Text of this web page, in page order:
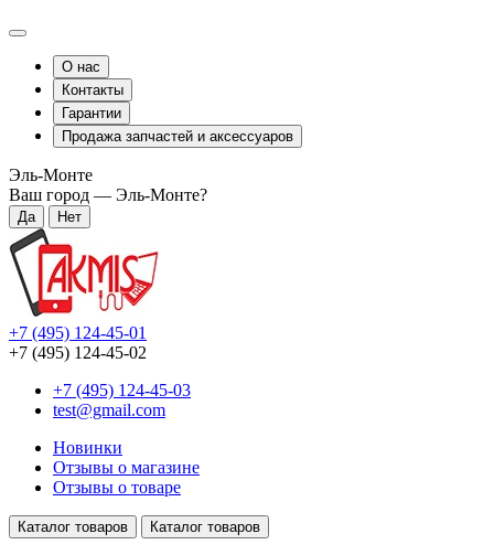
О нас
Контакты
Гарантии
Продажа запчастей и аксессуаров
Эль-Монте
Ваш город — Эль-Монте?
+7 (495) 124-45-01
+7 (495) 124-45-02
+7 (495) 124-45-03
test@gmail.com
Новинки
Отзывы о магазине
Отзывы о товаре
Каталог товаров Каталог товаров